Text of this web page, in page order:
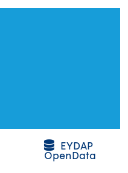
EYDAP
OpenData